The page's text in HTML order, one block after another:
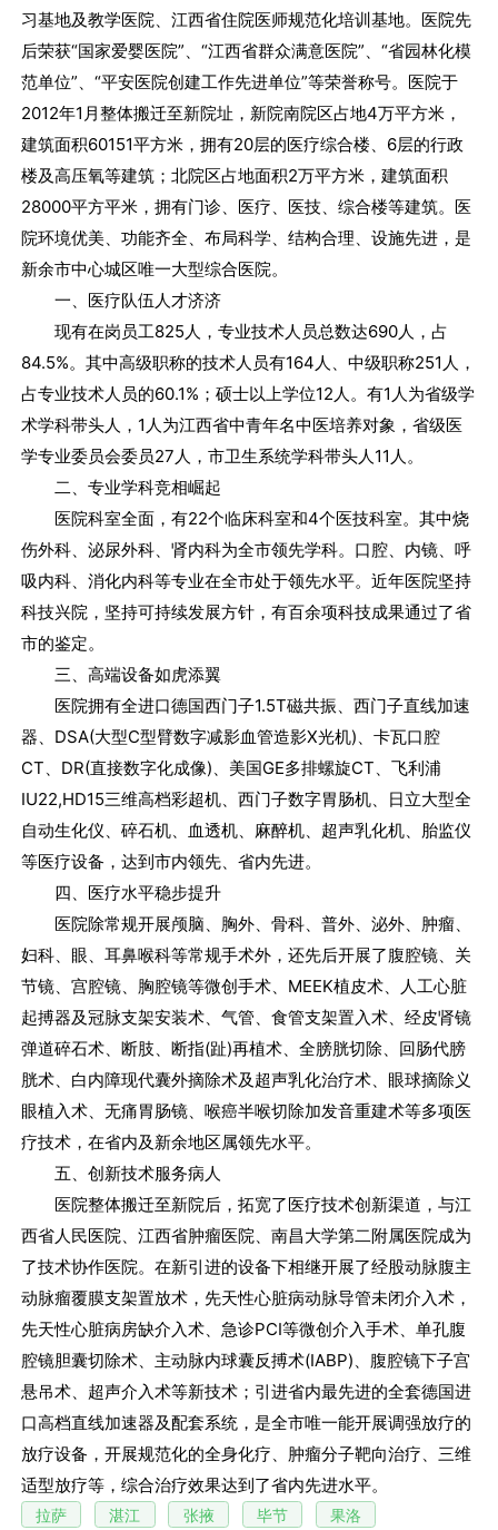
习基地及教学医院、江西省住院医师规范化培训基地。医院先
后荣获“国家爱婴医院”、“江西省群众满意医院”、“省园林化模
范单位”、“平安医院创建工作先进单位”等荣誉称号。医院于
2012年1月整体搬迁至新院址，新院南院区占地4万平方米，
建筑面积60151平方米，拥有20层的医疗综合楼、6层的行政
楼及高压氧等建筑；北院区占地面积2万平方米，建筑面积
28000平方平米，拥有门诊、医疗、医技、综合楼等建筑。医
院环境优美、功能齐全、布局科学、结构合理、设施先进，是
新余市中心城区唯一大型综合医院。
一、医疗队伍人才济济
现有在岗员工825人，专业技术人员总数达690人，占
84.5%。其中高级职称的技术人员有164人、中级职称251人，
占专业技术人员的60.1%；硕士以上学位12人。有1人为省级学
术学科带头人，1人为江西省中青年名中医培养对象，省级医
学专业委员会委员27人，市卫生系统学科带头人11人。
二、专业学科竞相崛起
医院科室全面，有22个临床科室和4个医技科室。其中烧
伤外科、泌尿外科、肾内科为全市领先学科。口腔、内镜、呼
吸内科、消化内科等专业在全市处于领先水平。近年医院坚持
科技兴院，坚持可持续发展方针，有百余项科技成果通过了省
市的鉴定。
三、高端设备如虎添翼
医院拥有全进口德国西门子1.5T磁共振、西门子直线加速
器、DSA(大型C型臂数字减影血管造影X光机)、卡瓦口腔
CT、DR(直接数字化成像)、美国GE多排螺旋CT、飞利浦
IU22,HD15三维高档彩超机、西门子数字胃肠机、日立大型全
自动生化仪、碎石机、血透机、麻醉机、超声乳化机、胎监仪
等医疗设备，达到市内领先、省内先进。
四、医疗水平稳步提升
医院除常规开展颅脑、胸外、骨科、普外、泌外、肿瘤、
妇科、眼、耳鼻喉科等常规手术外，还先后开展了腹腔镜、关
节镜、宫腔镜、胸腔镜等微创手术、MEEK植皮术、人工心脏
起搏器及冠脉支架安装术、气管、食管支架置入术、经皮肾镜
弹道碎石术、断肢、断指(趾)再植术、全膀胱切除、回肠代膀
胱术、白内障现代囊外摘除术及超声乳化治疗术、眼球摘除义
眼植入术、无痛胃肠镜、喉癌半喉切除加发音重建术等多项医
疗技术，在省内及新余地区属领先水平。
五、创新技术服务病人
医院整体搬迁至新院后，拓宽了医疗技术创新渠道，与江
西省人民医院、江西省肿瘤医院、南昌大学第二附属医院成为
了技术协作医院。在新引进的设备下相继开展了经股动脉腹主
动脉瘤覆膜支架置放术，先天性心脏病动脉导管未闭介入术，
先天性心脏病房缺介入术、急诊PCI等微创介入手术、单孔腹
腔镜胆囊切除术、主动脉内球囊反搏术(IABP)、腹腔镜下子宫
悬吊术、超声介入术等新技术；引进省内最先进的全套德国进
口高档直线加速器及配套系统，是全市唯一能开展调强放疗的
放疗设备，开展规范化的全身化疗、肿瘤分子靶向治疗、三维
适型放疗等，综合治疗效果达到了省内先进水平。
拉萨 湛江 张掖 毕节 果洛